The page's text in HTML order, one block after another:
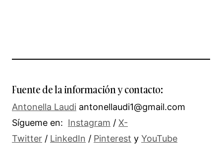
Fuente de la información y contacto:
Antonella Laudi antonellaudi1@gmail.com
Sígueme en: Instagram / X-
Twitter / LinkedIn / Pinterest y YouTube